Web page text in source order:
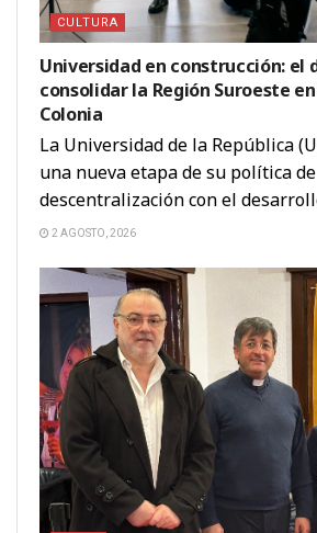
CULTURA
Universidad en construcción: el
consolidar la Región Suroeste
Colonia
La Universidad de la República
una nueva etapa de su política de
descentralización con el
2 AGOSTO, 2026